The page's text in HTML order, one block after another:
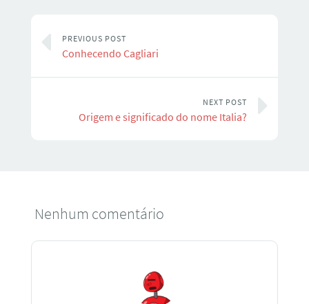
PREVIOUS POST
Conhecendo Cagliari
NEXT POST
Origem e significado do nome Italia?
Nenhum comentário